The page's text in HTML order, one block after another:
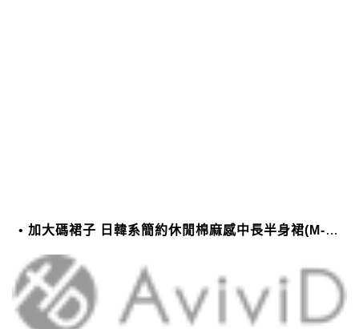
加大碼裙子 日韓系簡約休閒棉麻感中長半身裙(M-2XL)【XMS54038】＊艾美時尚(現+預)